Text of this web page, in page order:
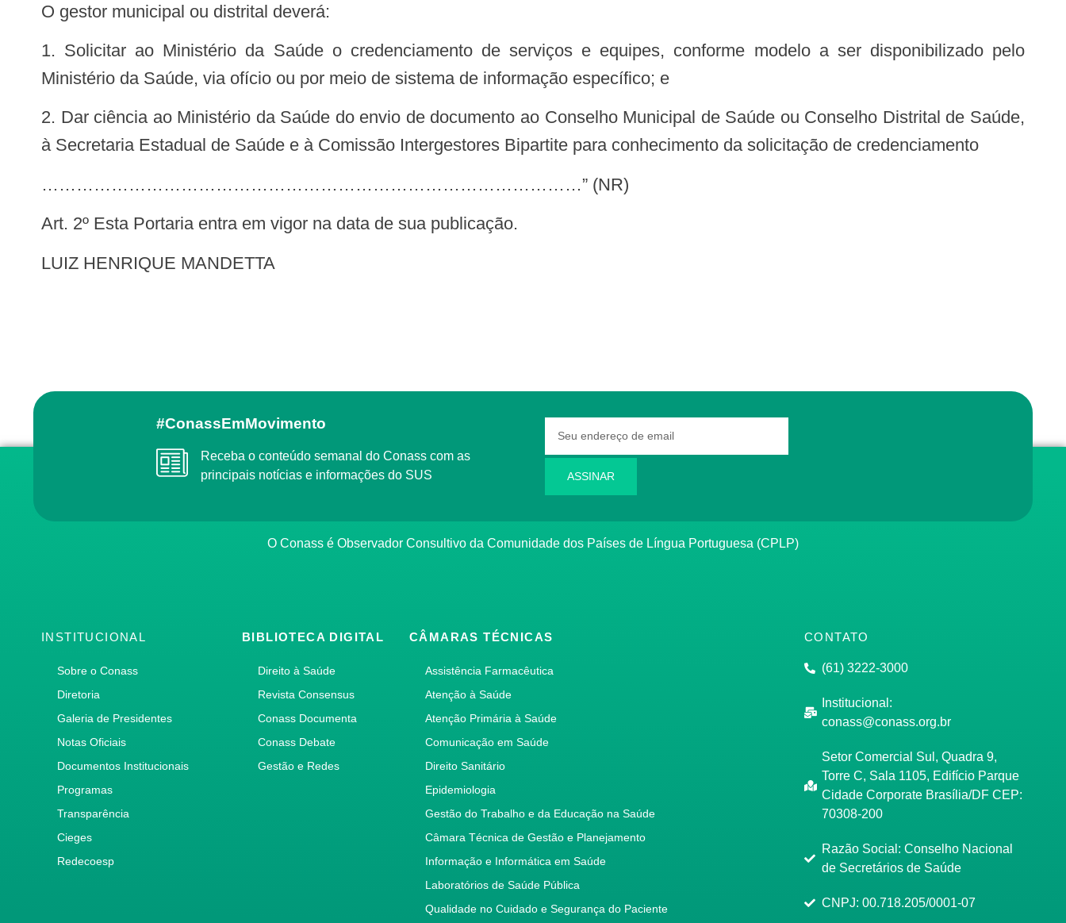
O gestor municipal ou distrital deverá:
1. Solicitar ao Ministério da Saúde o credenciamento de serviços e equipes, conforme modelo a ser disponibilizado pelo
Ministério da Saúde, via ofício ou por meio de sistema de informação específico; e
2. Dar ciência ao Ministério da Saúde do envio de documento ao Conselho Municipal de Saúde ou Conselho Distrital de Saúde,
à Secretaria Estadual de Saúde e à Comissão Intergestores Bipartite para conhecimento da solicitação de credenciamento
…………………………………………………………………………………” (NR)
Art. 2º Esta Portaria entra em vigor na data de sua publicação.
LUIZ HENRIQUE MANDETTA
#ConassEmMovimento
Receba o conteúdo semanal do Conass com as
principais notícias e informações do SUS
ASSINAR
O Conass é Observador Consultivo da Comunidade dos Países de Língua Portuguesa (CPLP)
INSTITUCIONAL
Sobre o Conass
Diretoria
Galeria de Presidentes
Notas Oficiais
Documentos Institucionais
Programas
Transparência
Cieges
Redecoesp
BIBLIOTECA DIGITAL
Direito à Saúde
Revista Consensus
Conass Documenta
Conass Debate
Gestão e Redes
CÂMARAS TÉCNICAS
Assistência Farmacêutica
Atenção à Saúde
Atenção Primária à Saúde
Comunicação em Saúde
Direito Sanitário
Epidemiologia
Gestão do Trabalho e da Educação na Saúde
Câmara Técnica de Gestão e Planejamento
Informação e Informática em Saúde
Laboratórios de Saúde Pública
Qualidade no Cuidado e Segurança do Paciente
CONTATO
(61) 3222-3000
Institucional:
conass@conass.org.br
Setor Comercial Sul, Quadra 9,
Torre C, Sala 1105, Edifício Parque
Cidade Corporate Brasília/DF CEP:
70308-200
Razão Social: Conselho Nacional
de Secretários de Saúde
CNPJ: 00.718.205/0001-07